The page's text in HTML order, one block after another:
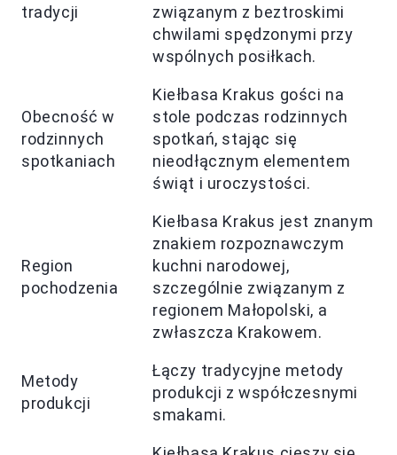
tradycji
związanym z beztroskimi
chwilami spędzonymi przy
wspólnych posiłkach.
Obecność w
rodzinnych
spotkaniach
Kiełbasa Krakus gości na
stole podczas rodzinnych
spotkań, stając się
nieodłącznym elementem
świąt i uroczystości.
Region
pochodzenia
Kiełbasa Krakus jest znanym
znakiem rozpoznawczym
kuchni narodowej,
szczególnie związanym z
regionem Małopolski, a
zwłaszcza Krakowem.
Metody
produkcji
Łączy tradycyjne metody
produkcji z współczesnymi
smakami.